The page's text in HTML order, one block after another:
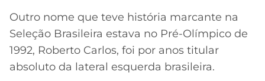
Outro nome que teve história marcante na
Seleção Brasileira estava no Pré-Olímpico de
1992, Roberto Carlos, foi por anos titular
absoluto da lateral esquerda brasileira.